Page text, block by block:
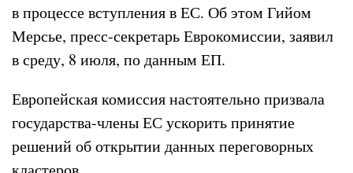
в процессе вступления в ЕС. Об этом Гийом
Мерсье, пресс-секретарь Еврокомиссии, заявил
в среду, 8 июля, по данным ЕП.
Европейская комиссия настоятельно призвала
государства-члены ЕС ускорить принятие
решений об открытии данных переговорных